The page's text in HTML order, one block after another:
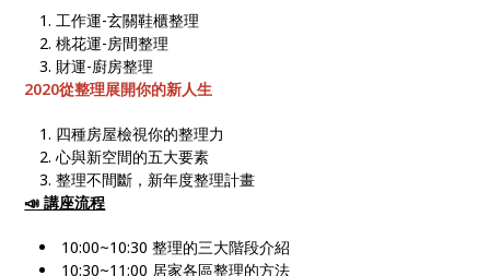
工作運-玄關鞋櫃整理
桃花運-房間整理
財運-廚房整理
2020從整理展開你的新人生
四種房屋檢視你的整理力
心與新空間的五大要素
整理不間斷，新年度整理計畫
📣 講座流程
10:00~10:30 整理的三大階段介紹
10:30~11:00 居家各區整理的方法